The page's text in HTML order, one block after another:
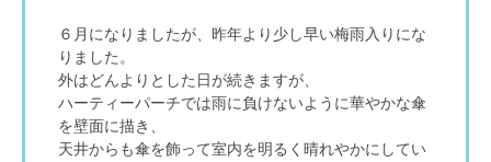
６月になりましたが、昨年より少し早い梅雨入りにな
りました。
外はどんよりとした日が続きますが、
ハーティーパーチでは雨に負けないように華やかな傘
を壁面に描き、
天井からも傘を飾って室内を明るく晴れやかにしてい